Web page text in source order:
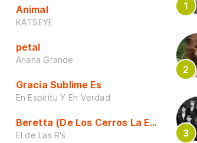
Animal
KATSEYE
petal
Ariana Grande
Gracia Sublime Es
En Espiritu Y En Verdad
Beretta (De Los Cerros La Escuela)
El de Las R's